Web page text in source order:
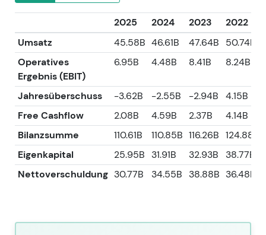
2025 2024 2023 2022
Umsatz
45.58B 46.61B 47.64B 50.74B
Operatives
Ergebnis (EBIT)
6.95B 4.48B 8.41B 8.24B
Jahresüberschuss -3.62B -2.55B -2.94B 4.15B
Free Cashflow
2.08B 4.59B 2.37B 4.14B
Bilanzsumme
110.61B 110.85B 116.26B 124.88B
Eigenkapital
25.95B 31.91B 32.93B 38.77B
Nettoverschuldung 30.77B 34.55B 38.88B 36.48B